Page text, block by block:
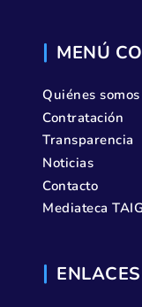
MENÚ
Quiénes somos
Contratación
Transparencia
Noticias
Contacto
Mediateca
ENLACES